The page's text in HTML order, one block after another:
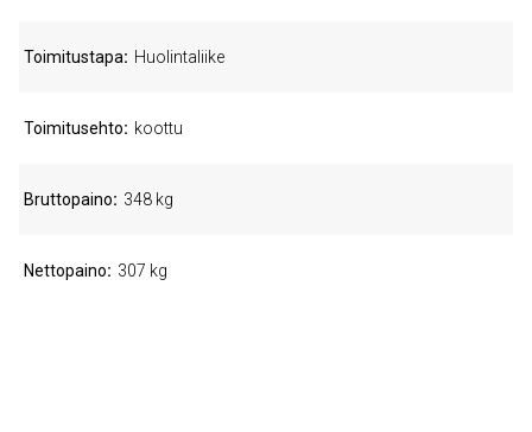
Toimitustapa Huolintaliike
Toimitusehto koottu
Bruttopaino 348 kg
Nettopaino 307 kg